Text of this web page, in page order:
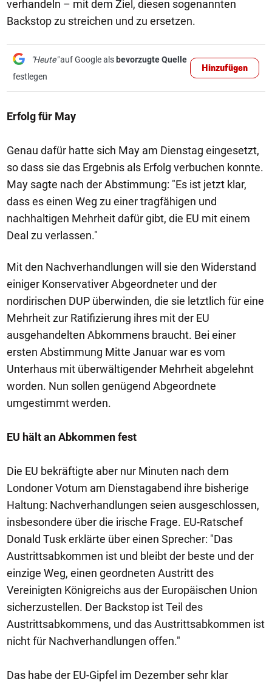
verhandeln – mit dem Ziel, diesen sogenannten
Backstop zu streichen und zu ersetzen.
"Heute"auf Google als bevorzugte Quelle
festlegen
Hinzufügen
Erfolg für May
Genau dafür hatte sich May am Dienstag eingesetzt,
so dass sie das Ergebnis als Erfolg verbuchen konnte.
May sagte nach der Abstimmung: "Es ist jetzt klar,
dass es einen Weg zu einer tragfähigen und
nachhaltigen Mehrheit dafür gibt, die EU mit einem
Deal zu verlassen."
Mit den Nachverhandlungen will sie den Widerstand
einiger Konservativer Abgeordneter und der
nordirischen DUP überwinden, die sie letztlich für eine
Mehrheit zur Ratifizierung ihres mit der EU
ausgehandelten Abkommens braucht. Bei einer
ersten Abstimmung Mitte Januar war es vom
Unterhaus mit überwältigender Mehrheit abgelehnt
worden. Nun sollen genügend Abgeordnete
umgestimmt werden.
EU hält an Abkommen fest
Die EU bekräftigte aber nur Minuten nach dem
Londoner Votum am Dienstagabend ihre bisherige
Haltung: Nachverhandlungen seien ausgeschlossen,
insbesondere über die irische Frage. EU-Ratschef
Donald Tusk erklärte über einen Sprecher: "Das
Austrittsabkommen ist und bleibt der beste und der
einzige Weg, einen geordneten Austritt des
Vereinigten Königreichs aus der Europäischen Union
sicherzustellen. Der Backstop ist Teil des
Austrittsabkommens, und das Austrittsabkommen ist
nicht für Nachverhandlungen offen."
Das habe der EU-Gipfel im Dezember sehr klar